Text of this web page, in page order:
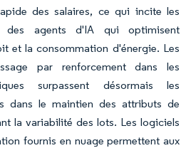
des salaires, ce qui incite les
des agents d'IA qui optimisent
et la consommation d'énergie. Les
par renforcement dans les
surpassent désormais les
dans le maintien des attributs de
la variabilité des lots. Les logiciels
fournis en nuage permettent aux